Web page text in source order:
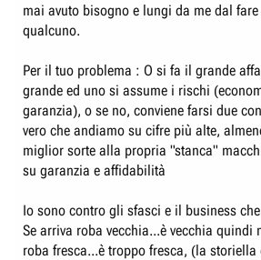
mai avuto bisogno e lungi da me dal
qualcuno.
Per il tuo problema : O si fa il grande
grande ed uno si assume i rischi
garanzia), o se no, conviene farsi due
vero che andiamo su cifre più alte,
miglior sorte alla propria "stanca"
su garanzia e affidabilità
Io sono contro gli sfasci e il business
Se arriva roba vecchia...è vecchia quindi
roba fresca...è troppo fresca, (la